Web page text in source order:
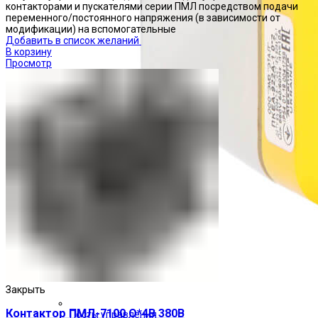
Посты управления
контакторами и пускателями серии ПМЛ посредством подачи
переменного/постоянного напряжения (в зависимости от
модификации) на вспомогательные
Добавить в список желаний
В корзину
Просмотр
Закрыть
Контактор ПМЛ-7100 О*4В 380В